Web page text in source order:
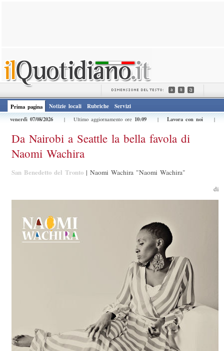
Prima pagina Notizie locali Rubriche
Servizi
venerdì 07/08/2026
| Ultimo aggiornamento ore 10:09 | Lavora con noi |
Da Nairobi a Seattle la bella favola di
Naomi Wachira
San Benedetto del Tronto | Naomi Wachira "Naomi Wachira"
di